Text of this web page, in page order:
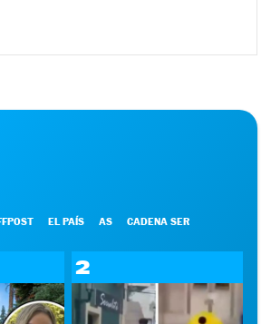
EL PAÍS AS CADENA SER
2